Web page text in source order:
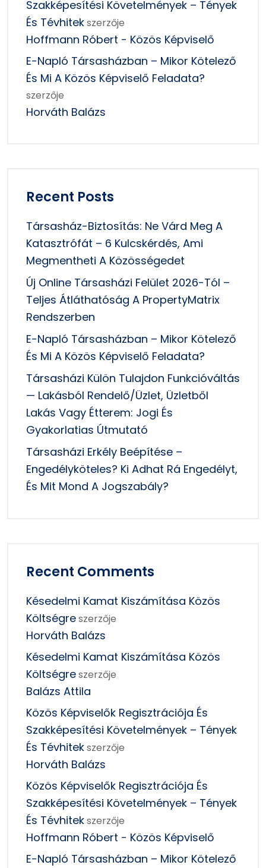
Szakképesítési Követelmények – Tények
És Tévhitekszerzője
Hoffmann Róbert - Közös Képviselő
E-Napló Társasházban – Mikor Kötelező
És Mi A Közös Képviselő Feladata?
szerzője
Horváth Balázs
Recent Posts
Társasház-Biztosítás: Ne Várd Meg A
Katasztrófát – 6 Kulcskérdés, Ami
Megmentheti A Közösségedet
Új Online Társasházi Felület 2026-Tól –
Teljes Átláthatóság A PropertyMatrix
Rendszerben
E-Napló Társasházban – Mikor Kötelező
És Mi A Közös Képviselő Feladata?
Társasházi Külön Tulajdon Funkcióváltás
— Lakásból Rendelő/üzlet, Üzletből
Lakás Vagy Étterem: Jogi És
Gyakorlatias Útmutató
Társasházi Erkély Beépítése –
Engedélyköteles? Ki Adhat Rá Engedélyt,
És Mit Mond A Jogszabály?
Recent Comments
Késedelmi Kamat Kiszámítása Közös
Költségreszerzője
Horváth Balázs
Késedelmi Kamat Kiszámítása Közös
Költségreszerzője
Balázs Attila
Közös Képviselők Regisztrációja És
Szakképesítési Követelmények – Tények
És Tévhitekszerzője
Horváth Balázs
Közös Képviselők Regisztrációja És
Szakképesítési Követelmények – Tények
És Tévhitekszerzője
Hoffmann Róbert - Közös Képviselő
E-Napló Társasházban – Mikor Kötelező